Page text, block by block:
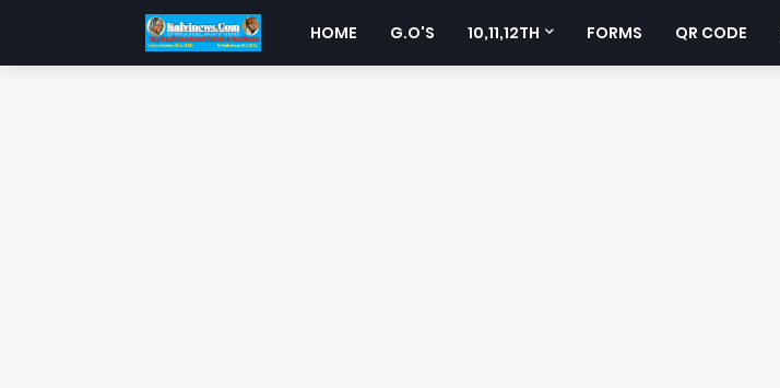
HOME G.O'S 10,11,12TH FORMS QR CODE